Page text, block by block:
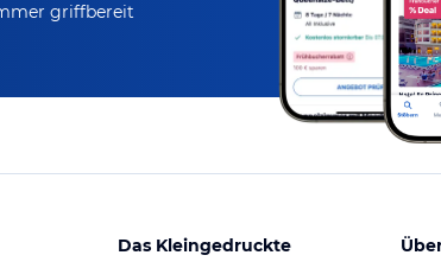
griffbereit
Das Kleingedruckte